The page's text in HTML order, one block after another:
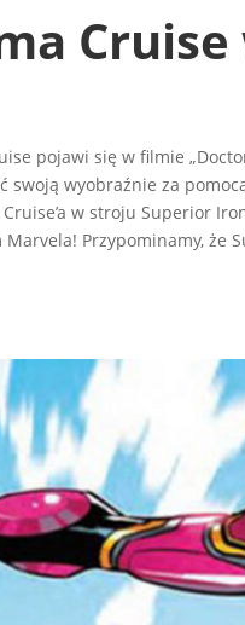
pojawi się w filmie
swoją wyobraźnie za
w stroju Superior
Przypominamy, że